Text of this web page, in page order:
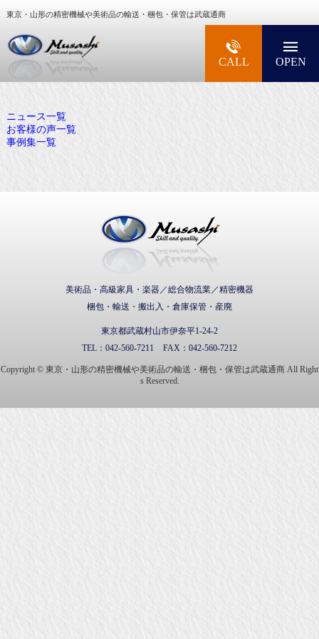
東京・山形の精密機械や美術品の輸送・梱包・保管は武蔵通商
大型精密機械・美術品・高級楽器の梱包・輸送
CALL OPEN
ニュース一覧
お客様の声一覧
事例集一覧
美術品・高級家具・楽器／総合物流業／精密機器
梱包・輸送・搬出入・倉庫保管・産廃
東京都武蔵村山市伊奈平1-24-2
TEL： 042-560-7211 FAX： 042-560-7212
Copyright © 東京・山形の精密機械や美術品の輸送・梱包・保管は武蔵通商 All Right
s Reserved.